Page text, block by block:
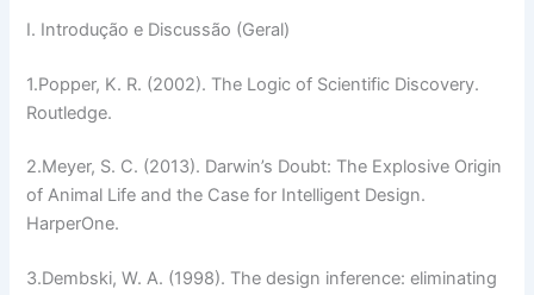
I. Introdução e Discussão (Geral)
1.Popper, K. R. (2002). The Logic of Scientific Discovery.
Routledge.
2.Meyer, S. C. (2013). Darwin’s Doubt: The Explosive Origin
of Animal Life and the Case for Intelligent Design.
HarperOne.
3.Dembski, W. A. (1998). The design inference: eliminating